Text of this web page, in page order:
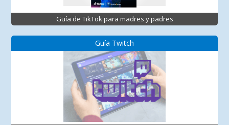
Guía de TikTok para madres y padres
Guía Twitch